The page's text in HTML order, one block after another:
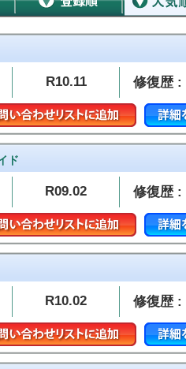
R10.11 修復歴 :
ド
R09.02 修復歴 :
R10.02 修復歴 :